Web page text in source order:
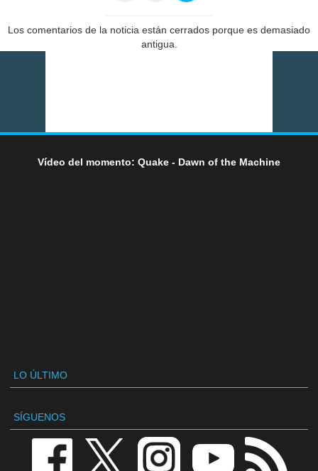
Los comentarios de la noticia están cerrados porque es demasiado
antigua.
Vídeo del momento: Quake - Dawn of the Machine
LO ÚLTIMO
SÍGUENOS